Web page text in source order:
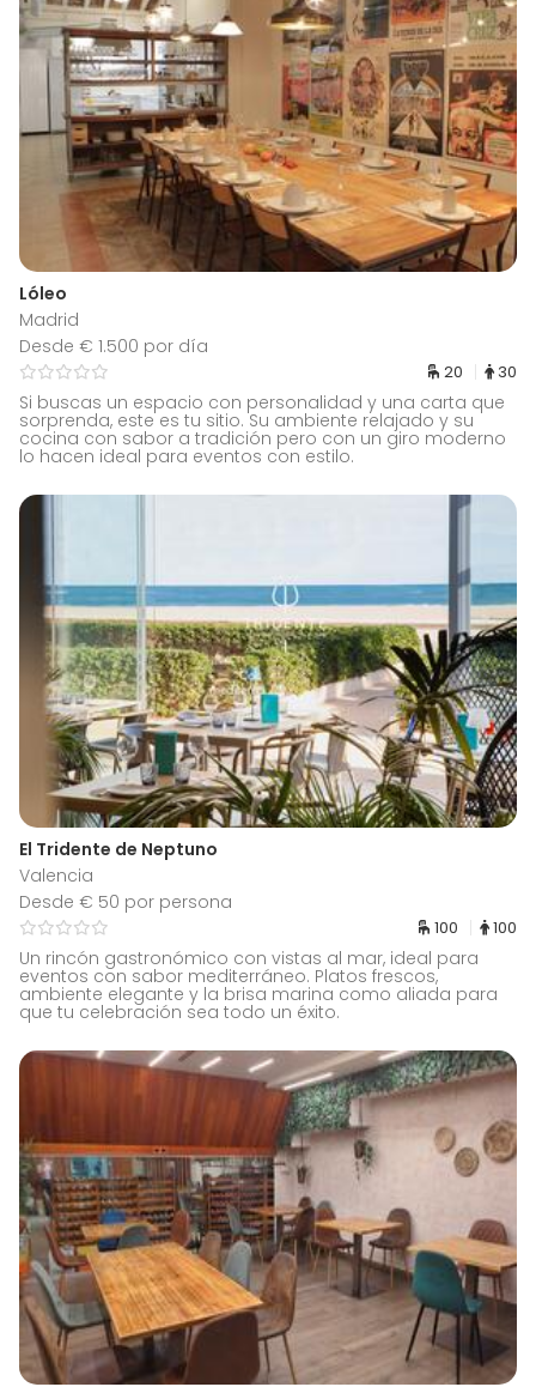
Lóleo
Madrid
Desde € 1.500 por día
20 30
Si buscas un espacio con personalidad y una carta que
sorprenda, este es tu sitio. Su ambiente relajado y su
cocina con sabor a tradición pero con un giro moderno
lo hacen ideal para eventos con estilo.
El Tridente de Neptuno
Valencia
Desde € 50 por persona
100 100
Un rincón gastronómico con vistas al mar, ideal para
eventos con sabor mediterráneo. Platos frescos,
ambiente elegante y la brisa marina como aliada para
que tu celebración sea todo un éxito.